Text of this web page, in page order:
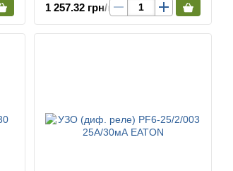
1 257.32 грн/шт.